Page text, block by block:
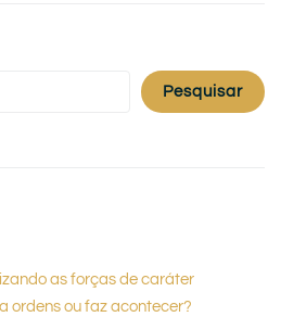
Pesquisar
as forças de caráter
ordens ou faz acontecer?